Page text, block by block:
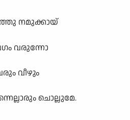
നമുക്കായ്
വരുന്നോ
വീഴും
ചൊല്ലുമേ.